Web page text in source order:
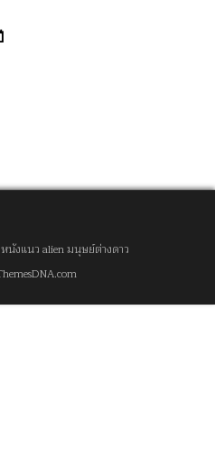
ที่
มี
นังแนว alien มนุษย์ต่างดาว